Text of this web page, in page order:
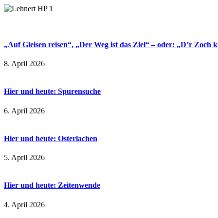
„Auf Gleisen reisen“, „Der Weg ist das Ziel“ – oder: „D’r Zoch
8. April 2026
Hier und heute: Spurensuche
6. April 2026
Hier und heute: Osterlachen
5. April 2026
Hier und heute: Zeitenwende
4. April 2026